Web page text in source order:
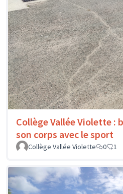
Collège Vallée Violette :
son corps avec le sport
Collège Vallée Violette
0 1